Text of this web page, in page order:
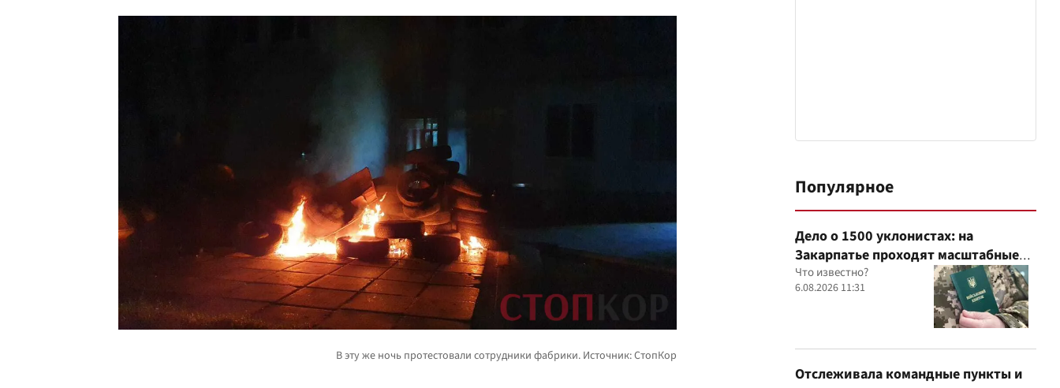
Популярное
Дело о 1500 уклонистах: на
Закарпатье проходят масштабные
обыски в ТЦК, – Глагола
Что известно?
6.08.2026 11:31
Отслеживала командные пункты и